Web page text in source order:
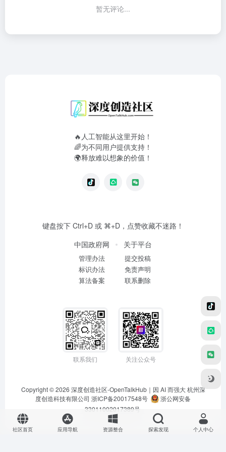
暂无评论...
🔥人工智能从这里开始！
🌈为不同用户提供支持！
🌍释放难以想象的价值！
键盘按下 Ctrl+D 或 ⌘+D，点赞收藏不迷路！
中国政府网
管理办法
标识办法
算法备案
关于平台
提交投稿
免责声明
联系删除
联系我们 关注公众号
Copyright © 2026 深度创造社区-OpenTalkHub｜因 AI 而强大 杭州深
度创造科技有限公司 浙ICP备20017548号
浙公网安备
33011002017389号
社区首页 应用导航 资源整合 探索发现 个人中心